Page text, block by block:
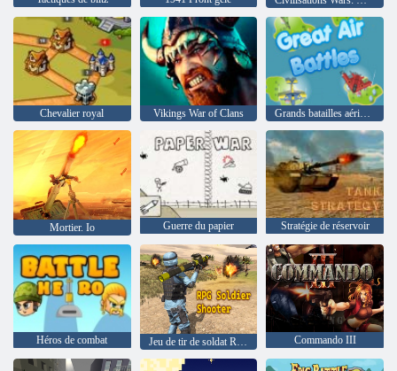
Chevalier royal Vikings War of Clans Grands batailles aériennes
Mortier. Io Guerre du papier Stratégie de réservoir
Héros de combat Commando III